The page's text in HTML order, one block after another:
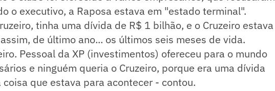
o executivo, a Raposa estava em "estado terminal".
tinha uma dívida de R$ 1 bilhão, e o Cruzeiro estava
de último ano... os últimos seis meses de vida.
Pessoal da XP (investimentos) ofereceu para o mundo
e ninguém queria o Cruzeiro, porque era uma dívida
que estava para acontecer - contou.